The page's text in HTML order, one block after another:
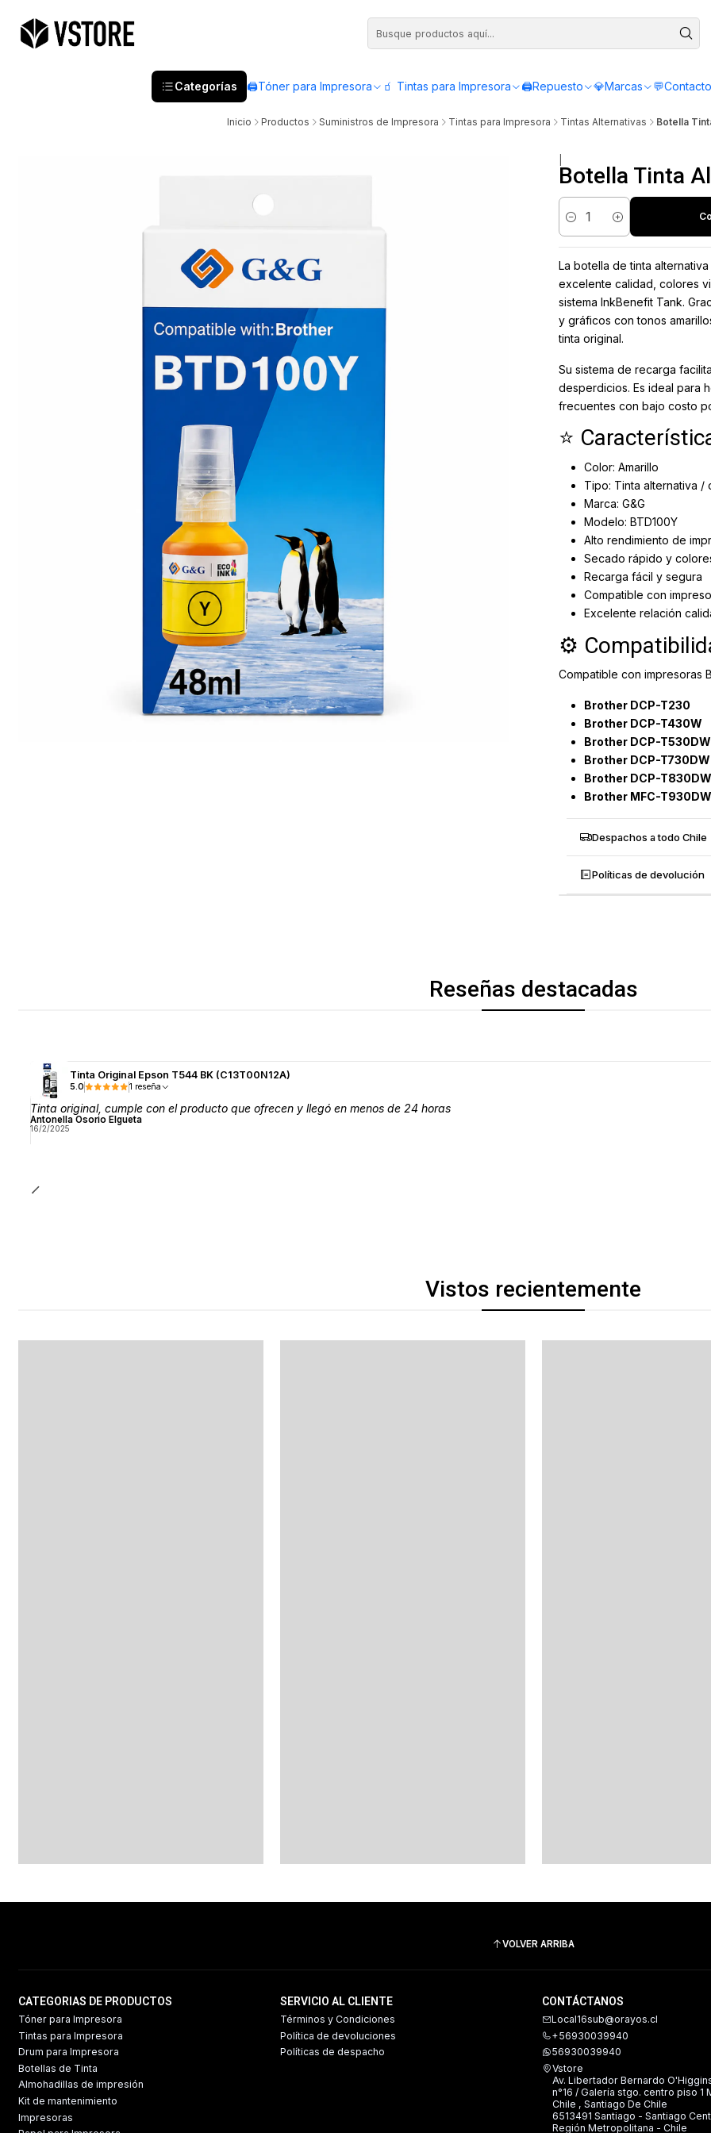
Categorías 🖨️Tóner para Impresora 🧃 Tintas para Impresora 🖨️Repuesto 💎Marcas
Compra antes de las 12:00 y recibe el mismo día - Servicio de Lunes a
Inicio Productos Suministros de Impresora Tintas para Impresora Tintas Alternativas Botella
Botella Tinta
Cantidad
La botella de tinta
excelente calidad, colores
sistema InkBenefit Tank.
y gráficos con tonos
tinta original.
Su sistema de recarga
desperdicios. Es ideal para
frecuentes con bajo costo
⭐
Color: Amarillo
Tipo: Tinta alternativa /
Marca: G&G
Modelo: BTD100Y
Alto rendimiento de
Secado rápido y
Recarga fácil y segura
Compatible con
Excelente relación
⚙️
Compatible con impresoras
Brother DCP-T230
Brother DCP-T430W
Brother DCP-T530DW
Brother DCP-T730DW
Brother DCP-T830DW
Brother MFC-T930DW
Despachos a todo Chile
Políticas de devolución
Reseñas destacadas
Tinta Original Epson T544 BK (C13T00N12A)
5.0 1 reseña
Tinta original, cumple con el producto que ofrecen y llegó en menos de 24 horas
Antonella Osorio Elgueta
16/2/2025
Vistos recientemente
VOLVER ARRIBA
CATEGORIAS DE PRODUCTOS
Tóner para Impresora
Tintas para Impresora
Drum para Impresora
Botellas de Tinta
Almohadillas de impresión
Kit de mantenimiento
Impresoras
SERVICIO AL CLIENTE
Términos y Condiciones
Política de devoluciones
Políticas de despacho
CONTÁCTANOS
Local16sub@orayos.cl
+56930039940
56930039940
Vstore
Av. Libertador Bernardo
n°16 / Galería stgo. centro piso 1
Chile , Santiago De Chile
6513491 Santiago - Santiago
Región Metropolitana - Chile